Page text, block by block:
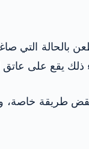
بالحالة التي
ذلك يقع على
طريقة